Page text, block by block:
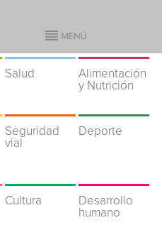
Salud
Alimentación
y Nutrición
Seguridad
vial
Deporte
Cultura
Desarrollo
humano